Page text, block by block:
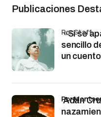
Publicaciones
«Si se
sencillo
un
por Staff
Adán
por